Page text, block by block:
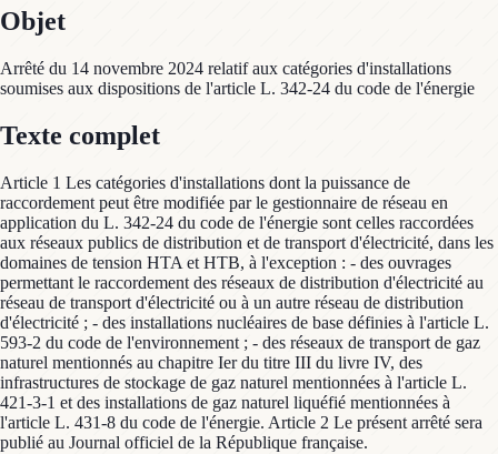
Objet
Arrêté du 14 novembre 2024 relatif aux catégories d'installations
soumises aux dispositions de l'article L. 342-24 du code de l'énergie
Texte complet
Article 1 Les catégories d'installations dont la puissance de
raccordement peut être modifiée par le gestionnaire de réseau en
application du L. 342-24 du code de l'énergie sont celles raccordées
aux réseaux publics de distribution et de transport d'électricité, dans les
domaines de tension HTA et HTB, à l'exception : - des ouvrages
permettant le raccordement des réseaux de distribution d'électricité au
réseau de transport d'électricité ou à un autre réseau de distribution
d'électricité ; - des installations nucléaires de base définies à l'article L.
593-2 du code de l'environnement ; - des réseaux de transport de gaz
naturel mentionnés au chapitre Ier du titre III du livre IV, des
infrastructures de stockage de gaz naturel mentionnées à l'article L.
421-3-1 et des installations de gaz naturel liquéfié mentionnées à
l'article L. 431-8 du code de l'énergie. Article 2 Le présent arrêté sera
publié au Journal officiel de la République française.